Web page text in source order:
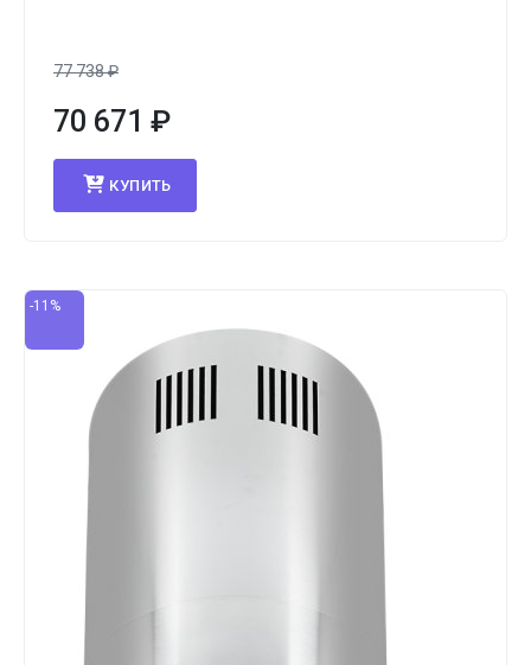
77 738₽
70 671 ₽
КУПИТЬ
-11%